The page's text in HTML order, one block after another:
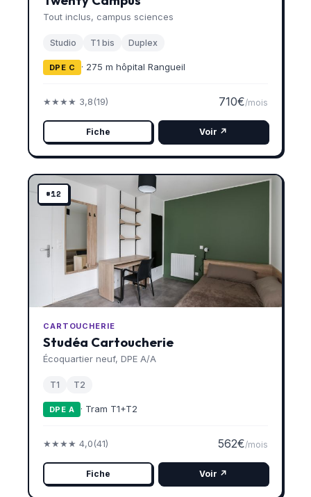
Tout inclus, campus sciences
Studio T1 bis Duplex
DPE C · 275 m hôpital Rangueil
★★★★ 3,8(19) 710€/mois
Fiche Voir ↗
#12
CARTOUCHERIE
Studéa Cartoucherie
Écoquartier neuf, DPE A/A
T1 T2
DPE A · Tram T1+T2
★★★★ 4,0(41) 562€/mois
Fiche Voir ↗